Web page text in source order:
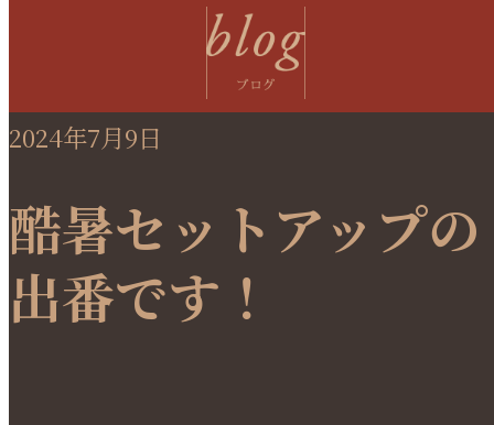
2024年7月9日
酷暑セットアップの
出番です！